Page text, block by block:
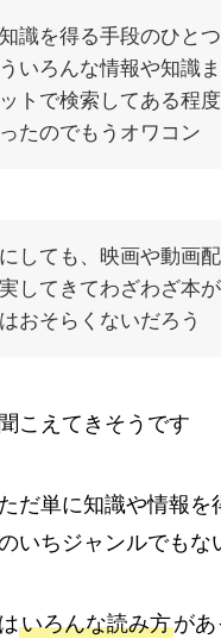
識を得る手段のひと
いろんな情報や知識
トで検索してある程
たのでもうオワコン
しても、映画や動画
してきてわざわざ本
おそらくないだろう
こえてきそうです
だ単に知識や情報を
いちジャンルでもな
いろんな読み方があ